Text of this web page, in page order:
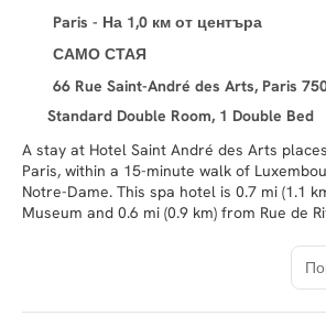
Paris - На 1,0 км от центъра
САМО СТАЯ
66 Rue Saint-André des Arts, Paris
Standard Double Room, 1 Double Bed
A stay at Hotel Saint André des Arts
Paris, within a 15-minute walk of
Notre-Dame. This spa hotel is 0.7 mi (1.1 km) from Louvre
Museum and 0.6 mi (0.9 km) from Rue de
Pamper yourself with a visit to the spa,
This hotel also features complimentary